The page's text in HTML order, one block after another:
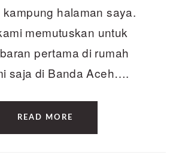
halaman saya.
memutuskan untuk
pertama di rumah
saja di Banda Aceh….
READ MORE